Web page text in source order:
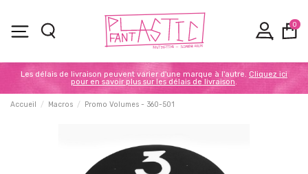
0
Les délais de livraison peuvent varier d'une marque à l'autre. Cliquez ici
pour en savoir plus sur les délais de livraison.
Accueil Macros Promo Volumes - 360-501